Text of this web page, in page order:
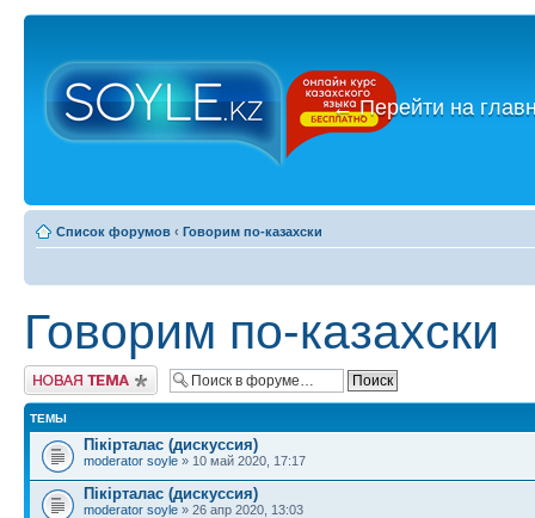
←Перейти на
Список форумов ‹ Говорим по-казахски
Говорим по-казахски
Новая тема
ТЕМЫ
Пікірталас (дискуссия)
moderator soyle » 10 май 2020, 17:17
Пікірталас (дискуссия)
moderator soyle » 26 апр 2020, 13:03